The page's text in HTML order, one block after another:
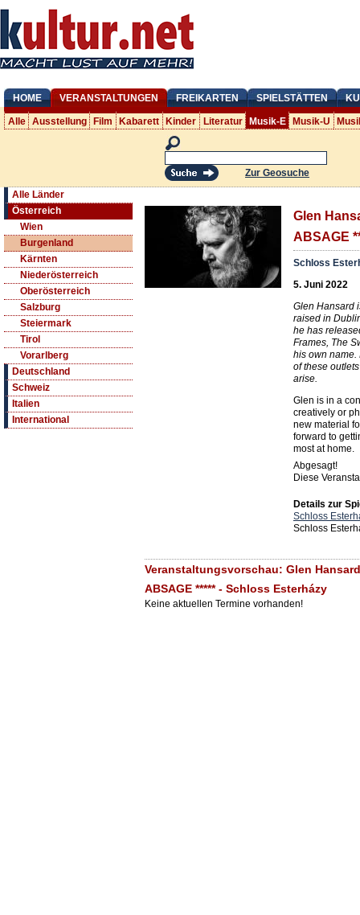
HOME VERANSTALTUNGEN FREIKARTEN SPIELSTÄTTEN
Alle Ausstellung Film Kabarett Kinder Literatur Musik-E Musik-U
Zur Geosuche
Alle Länder
Österreich
Wien
Burgenland
Kärnten
Niederösterreich
Oberösterreich
Salzburg
Steiermark
Tirol
Vorarlberg
Deutschland
Schweiz
Italien
International
Glen
ABSAGE
Schloss
5. Juni 2022
Glen Hansard
raised in
he has
Frames, The
his own name.
of these
arise.
Glen is in a
creatively or
new material
forward to
most at home.
Abgesagt!
Diese
Details zur
Schloss
Schloss
Veranstaltungsvorschau: Glen
ABSAGE ***** - Schloss Esterházy
Keine aktuellen Termine vorhanden!